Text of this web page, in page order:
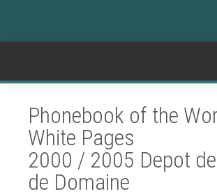
Phonebook of the
White Pages
2000 / 2005 Depot
de Domaine